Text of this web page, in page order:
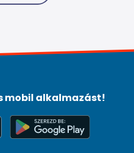
mobil alkalmazást!